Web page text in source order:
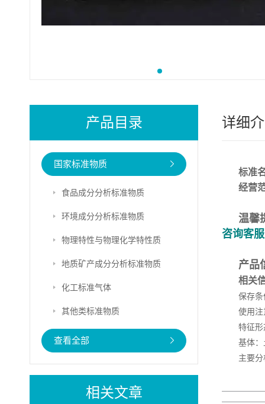
产品目录
国家标准物质
食品成分分析标准物质
环境成分分析标准物质
物理特性与物理化学特性质
地质矿产成分分析标准物质
化工标准气体
其他类标准物质
查看全部
相关文章
详细
标准
经营
温馨
咨询客
产品
相关
保存
使用
特征
基体：
主要